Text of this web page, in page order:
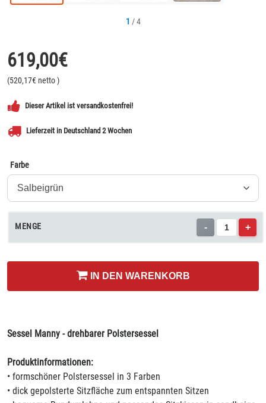
1 /4
619,00€
(520,17€ netto)
Dieser Artikel ist versandkostenfrei!
Lieferzeit in Deutschland 2 Wochen
Farbe
MENGE - +
IN DEN WARENKORB
Sessel Manny - drehbarer Polstersessel
Produktinformationen:
• formschöner Polstersessel in 3 Farben
• dick gepolsterte Sitzfläche zum entspannten Sitzen